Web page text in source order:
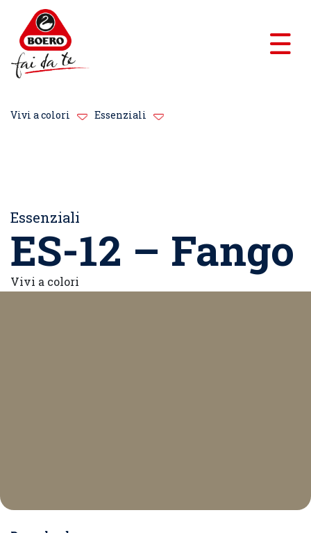
Vivi a colori Essenziali
Essenziali
ES-12 – Fango
Vivi a colori